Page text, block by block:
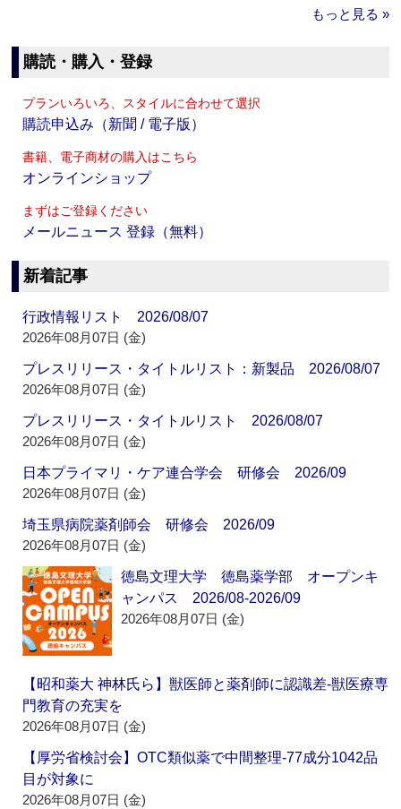
もっと見る »
購読・購入・登録
プランいろいろ、スタイルに合わせて選択
購読申込み（新聞 / 電子版）
書籍、電子商材の購入はこちら
オンラインショップ
まずはご登録ください
メールニュース 登録（無料）
新着記事
行政情報リスト 2026/08/07
2026年08月07日 (金)
プレスリリース・タイトルリスト：新製品 2026/08/07
2026年08月07日 (金)
プレスリリース・タイトルリスト 2026/08/07
2026年08月07日 (金)
日本プライマリ・ケア連合学会 研修会 2026/09
2026年08月07日 (金)
埼玉県病院薬剤師会 研修会 2026/09
2026年08月07日 (金)
徳島文理大学 徳島薬学部 オープンキ
ャンパス 2026/08-2026/09
2026年08月07日 (金)
【昭和薬大 神林氏ら】獣医師と薬剤師に認識差‐獣医療専
門教育の充実を
2026年08月07日 (金)
【厚労省検討会】OTC類似薬で中間整理‐77成分1042品
目が対象に
2026年08月07日 (金)